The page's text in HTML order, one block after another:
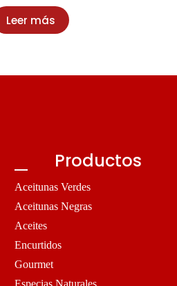
Leer más
Productos
Aceitunas Verdes
Aceitunas Negras
Aceites
Encurtidos
Gourmet